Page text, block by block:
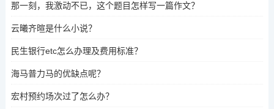
那一刻，我激动不已，这个题目怎样写一篇作文？
云曦齐暄是什么小说？
民生银行etc怎么办理及费用标准？
海马普力马的优缺点呢？
宏村预约场次过了怎么办？